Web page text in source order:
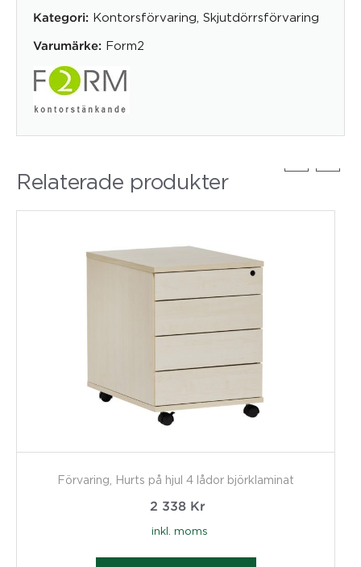
Kategori: Kontorsförvaring Skjutdörrsförvaring
Varumärke: Form2
Relaterade produkter
Förvaring, Hurts på hjul 4 lådor björklaminat
2 338 Kr
inkl. moms